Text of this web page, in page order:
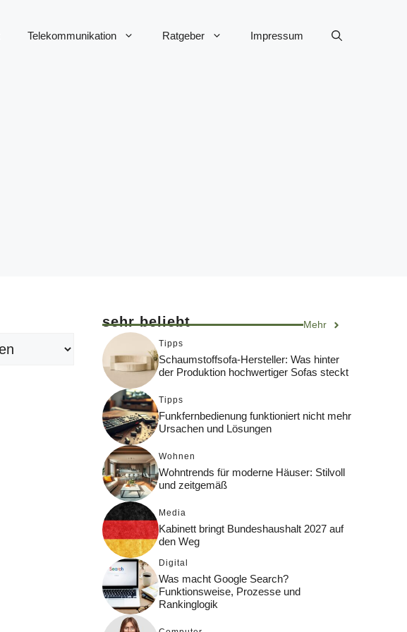
Telekommunikation Ratgeber Impressum
sehr beliebt Mehr
Tipps
Schaumstoffsofa-Hersteller: Was hinter
der Produktion hochwertiger Sofas steckt
Tipps
Funkfernbedienung funktioniert nicht mehr
Ursachen und Lösungen
Wohnen
Wohntrends für moderne Häuser: Stilvoll
und zeitgemäß
Media
Kabinett bringt Bundeshaushalt 2027 auf
den Weg
Digital
Was macht Google Search?
Funktionsweise, Prozesse und
Rankinglogik